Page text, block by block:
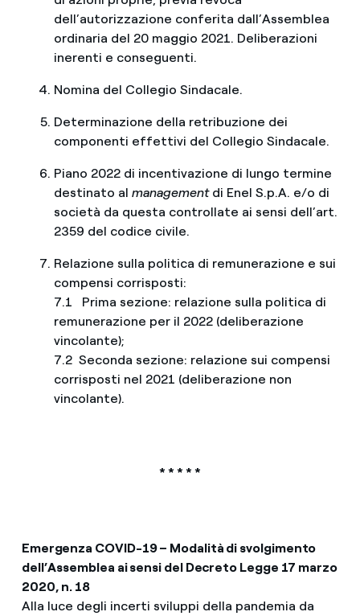
dell’autorizzazione conferita dall’Assemblea
ordinaria del 20 maggio 2021. Deliberazioni
inerenti e conseguenti.
Nomina del Collegio Sindacale.
Determinazione della retribuzione dei
componenti effettivi del Collegio Sindacale.
Piano 2022 di incentivazione di lungo termine
destinato al managementdi Enel S.p.A. e/o di
società da questa controllate ai sensi dell’art.
2359 del codice civile.
Relazione sulla politica di remunerazione e sui
compensi corrisposti:
7.1 Prima sezione: relazione sulla politica di
remunerazione per il 2022 (deliberazione
vincolante);
7.2 Seconda sezione: relazione sui compensi
corrisposti nel 2021 (deliberazione non
vincolante).
* * * * *
Emergenza COVID-19 – Modalità di svolgimento
dell’Assemblea ai sensi del Decreto Legge 17 marzo
2020, n. 18
Alla luce degli incerti sviluppi della pandemia da